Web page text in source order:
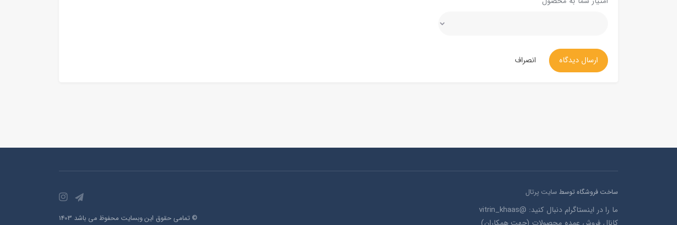
ارسال دیدگاه انصراف
ساخت فروشگاه توسط سایت پرتال
ما را در اینستاگرام دنبال کنید: @vitrin_khaas
© تمامی حقوق این وبسایت محفوظ می باشد 1403